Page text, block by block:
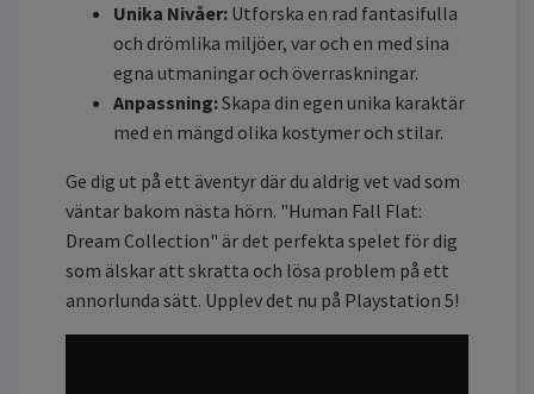
Unika Nivåer: Utforska en rad fantasifulla
och drömlika miljöer, var och en med sina
egna utmaningar och överraskningar.
Anpassning:Skapa din egen unika karaktär
med en mängd olika kostymer och stilar.
Ge dig ut på ett äventyr där du aldrig vet vad som
väntar bakom nästa hörn. "Human Fall Flat:
Dream Collection" är det perfekta spelet för dig
som älskar att skratta och lösa problem på ett
annorlunda sätt. Upplev det nu på Playstation 5!